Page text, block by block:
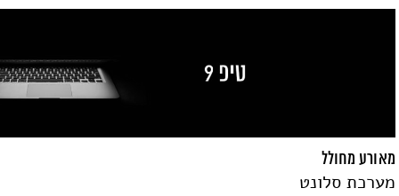
מאורע מחולל
מערכת סלונט